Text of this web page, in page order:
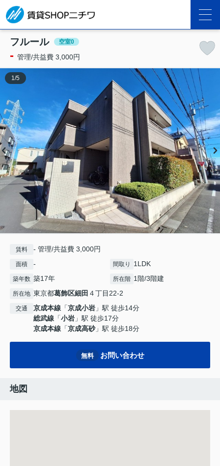
フルール 空室0
- 管理/共益費 3,000円
1 /5
賃料 - 管理/共益費 3,000円
面積 - 間取り 1LDK
築年数 築17年 所在階 1階/3階建
所在地 東京都葛飾区細田 ４丁目22-2
交通 京成本線 「京成小岩 」駅 徒歩14分
総武線 「小岩 」駅 徒歩17分
京成本線 「京成高砂」駅 徒歩18分
無料 お問い合わせ
地図